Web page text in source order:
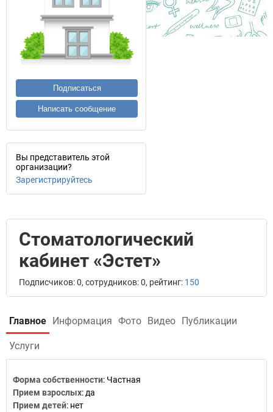
Подписаться
Написать сообщение
Вы представитель этой
организации?
Зарегистрируйтесь
Стоматологический
кабинет «Эстет»
Подписчиков: 0, сотрудников: 0, рейтинг: 150
Главное Информация Фото Видео Публикации
Услуги
Форма собственности: Частная
Прием взрослых: да
Прием детей: нет